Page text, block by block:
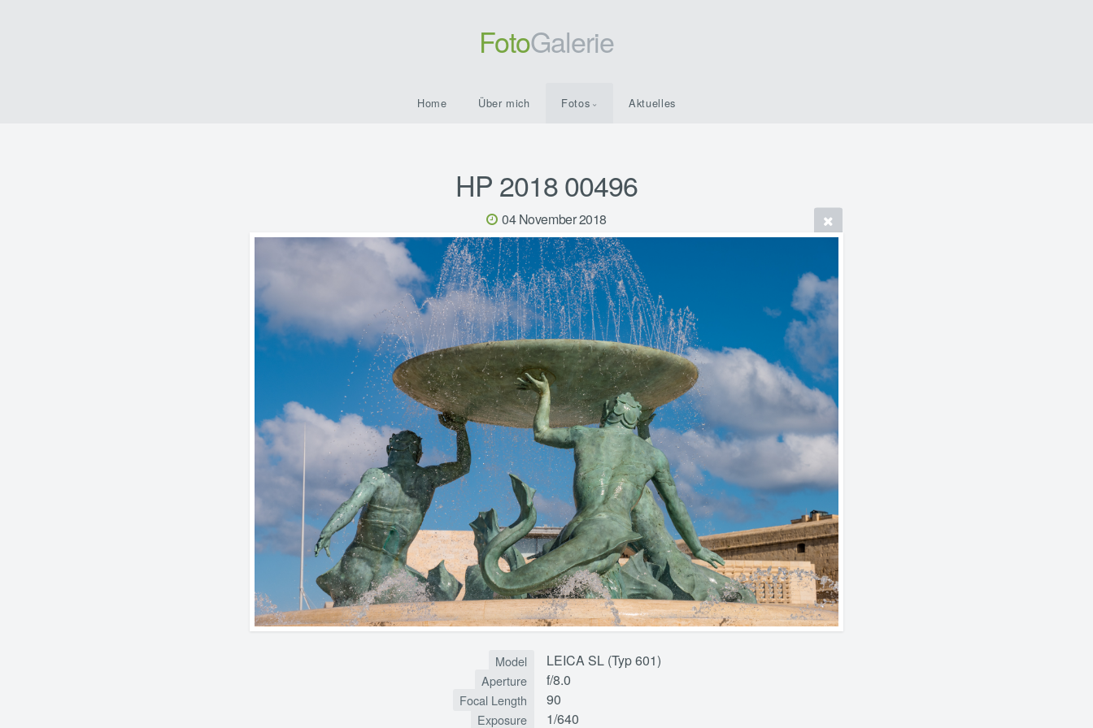
FotoGalerie
Home Über mich Fotos Aktuelles
HP 2018 00496
04 November 2018
Model LEICA SL (Typ 601)
Aperture f/8.0
Focal Length 90
Exposure 1/640